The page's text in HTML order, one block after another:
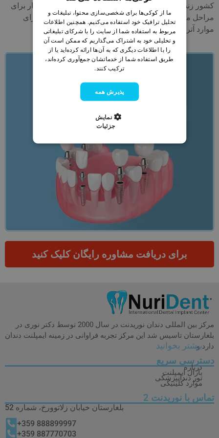
کشور زندگی می کنند ، دشوار است زیرا بیمار باید چندین بار برای
مراحل مختلف درمان مراجعه کند. ایمپلنت های کلاسیک برای
موارد آتروفی استخوان مناسب نیستند.
ایمپلنت کلاسیک
در مراجعه بعدی ، این پایه برداشته شده ، تا فشار روی آن
برداشته شود و سپس پایه اتصال مجددا بارگذاری می گردد. و
این آخرین باری است که برای بیمار برای ترمیم و سیمان سازه
انجام میگردد.
برای دریافت مشاوره رایگان کلیک کنید
مرکز بین المللی دندان نوریدنت در سال 2000 توسط دکتر نوری در
بلغارستان تاسیس شد این مرکز تجربه فراوانی در زمینه ایمپلنت دندان
دارد وبیشتر بخوانید
دسترسی سریع
درباره
بازال ایمپلنت
تور دندانپزشکی
موارد کلینیکی
تماس با نوریدنت 2
بلغارستان خیابان زلاتوورخ، شماره 52
888899997 359+
887770703 359+
BULGARIAN
GERMAN
FRENCH
ARABIC
ما از کوکی‌ها برای شخصی‌سازی محتوا، تبلیغات و
تحلیل ترافیک خود استفاده می‌کنیم. همچنین اطلاعات
مربوط به استفاده شما از سایت را با شرکای تبلیغاتی
و تحلیلی خود به اشتراک می‌گذاریم که ممکن است آن
را با اطلاعات دیگری که به آن‌ها ارائه کرده‌اید یا از
طریق استفاده شما از خدماتشان جمع‌آوری کرده‌اند،
ترکیب کنند.
پذیرش همه
نمایش
جزئیات